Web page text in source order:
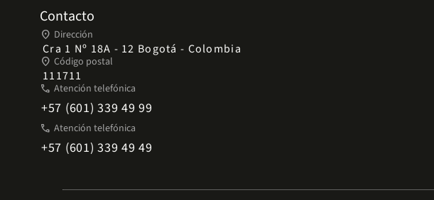
Contacto
place Dirección
Cra 1 Nº 18A - 12 Bogotá - Colombia
place Código postal
111711
phone Atención telefónica
+57 (601) 339 49 99
phone Atención telefónica
+57 (601) 339 49 49